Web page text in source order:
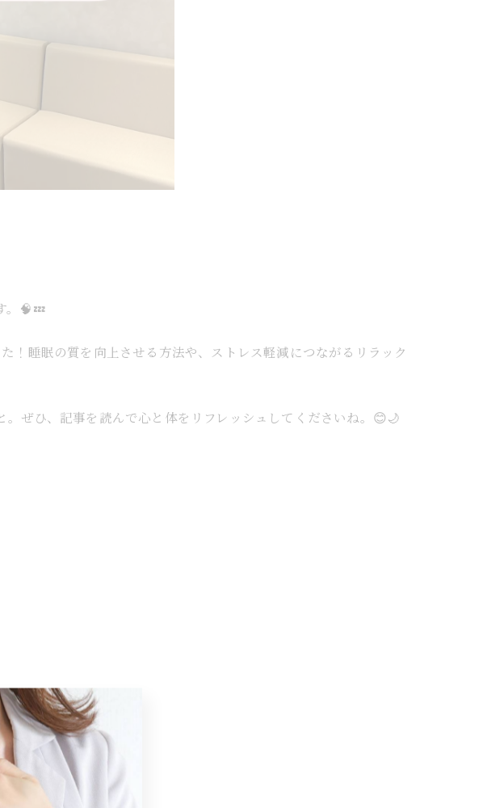
。🧠💤
！睡眠の質を向上させる方法や、ストレス軽減につながるリラック
ぜひ、記事を読んで心と体をリフレッシュしてくださいね。😊🌙